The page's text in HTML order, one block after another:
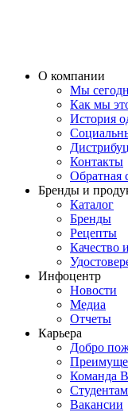
О компании
Мы
Как мы
История
Контакты
Обратная
Бренды и
Каталог
Бренды
Рецепты
Качество
Инфоцентр
Новости
Медиа
Отчеты
Карьера
Добро
Команда
Студентам
Вакансии